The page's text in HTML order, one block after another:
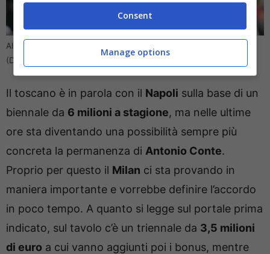
Allegri pronto a firmare: nuova esperienza, Napoli beffato
(Direttagoal.it) – foto da Ansa
Il toscano è in parola con il Napoli sulla base di un
biennale da 6 milioni a stagione, ma nelle ultime
ore sta diventando una possibilità sempre più
concreta la permanenza di Antonio Conte.
Proprio per questo il Milan ci sta provando in
maniera importante e vorrebbe definire l’accordo
in poco tempo. A quanto si legge sul portale prima
indicato, sul tavolo c’è un triennale da 3,5 milioni
di euro a cui vanno aggiunti poi i bonus, mentre
Consent
Manage options